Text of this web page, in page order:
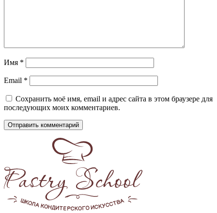
Имя *
Email *
Сохранить моё имя, email и адрес сайта в этом браузере для
последующих моих комментариев.